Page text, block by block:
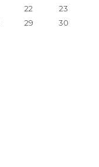
22
23
29
30